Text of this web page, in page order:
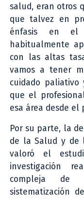
salud, eran otros
que talvez en
énfasis en el
habitualmente
con las altas
vamos a tener
cuidado
que el
esa área desde el
Por su parte, la
de la Salud y de
valoró el
investigación
compleja
sistematización